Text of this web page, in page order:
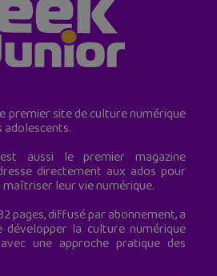
premier site de culture numérique
adolescents.
aussi le premier magazine
directement aux ados pour
maîtriser leur vie numérique.
pages, diffusé par abonnement, a
la culture numérique
une approche pratique des